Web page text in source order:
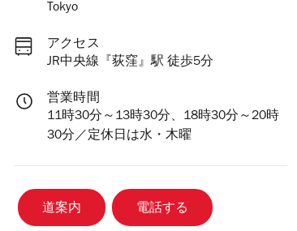
Tokyo
アクセス
JR中央線『荻窪』駅 徒歩5分
営業時間
11時30分～13時30分、18時30分～20時
30分／定休日は水・木曜
道案内 電話する